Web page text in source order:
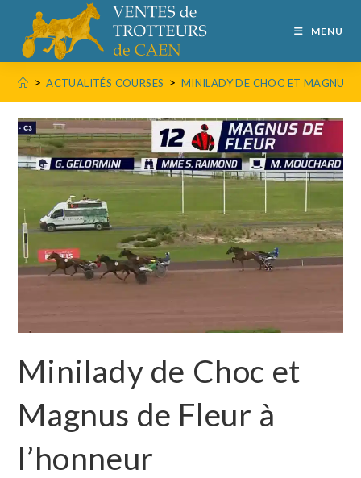
MENU
> ACTUALITÉS COURSES > MINILADY DE CHOC ET MAGNUS
Minilady de Choc et
Magnus de Fleur à
l’honneur